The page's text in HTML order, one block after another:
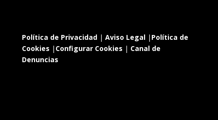
Política de Privacidad| Aviso Legal| Política de
Cookies | Configurar Cookies | Canal de
Denuncias